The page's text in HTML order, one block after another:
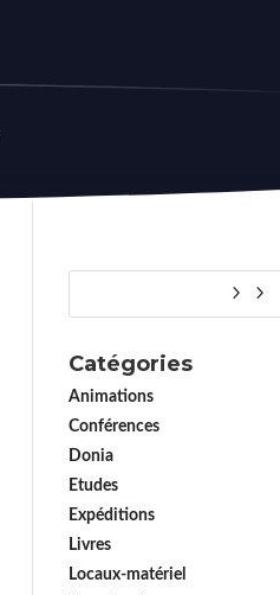
Catégories
Animations
Conférences
Donia
Etudes
Expéditions
Livres
Locaux-matériel